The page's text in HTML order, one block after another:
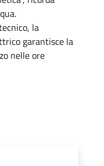
la
garantisce la
nelle ore